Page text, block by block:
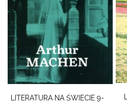
LITERATURA NA ŚWIECIE 9-